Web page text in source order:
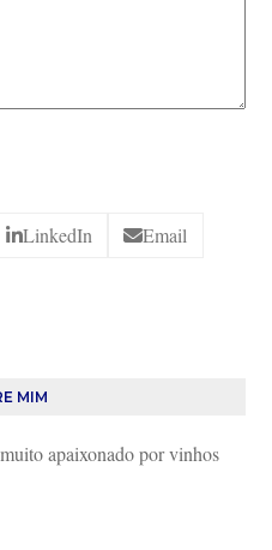
LinkedIn Email
MIM
apaixonado por vinhos